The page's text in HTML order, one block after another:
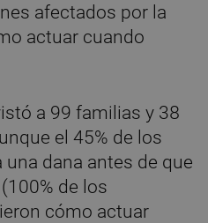
afectados por la
actuar cuando
a 99 familias y 38
el 45% de los
dana antes de que
de los
cómo actuar